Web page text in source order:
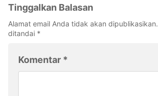
Tinggalkan Balasan
Alamat email Anda tidak akan dipublikasikan.
ditandai *
Komentar *